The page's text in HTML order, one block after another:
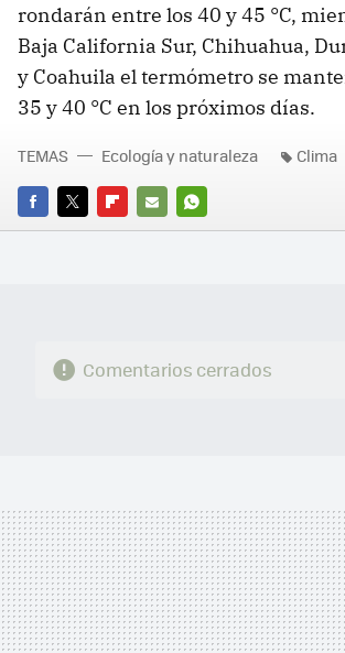
rondarán entre los 40 y 45 °C,
Baja California Sur, Chihuahua,
y Coahuila el termómetro se
35 y 40 °C en los próximos días.
FACEBOOK
TWITTERFLIPBOARD
E-
WHATSAPP
TEMAS Ecología y naturaleza Clima
Comentarios cerrados